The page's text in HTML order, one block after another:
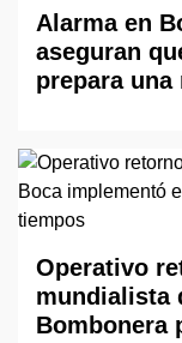
Alarma en
aseguran
prepara
Operativo
mundialista
Bombonera